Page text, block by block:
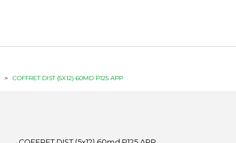
> COFFRET DIST (5X12) 60MD P125 APP